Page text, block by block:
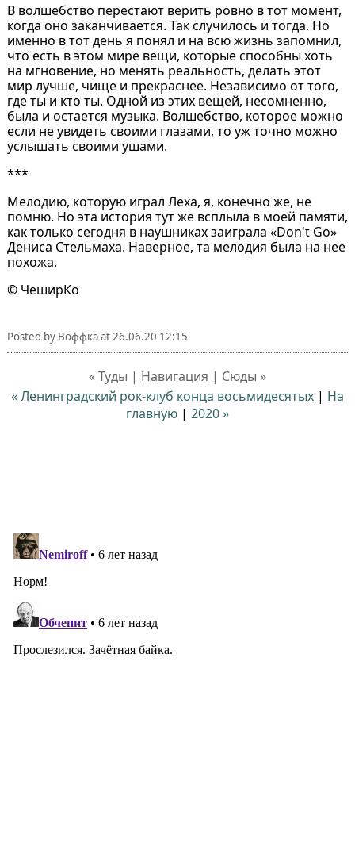
В волшебство перестают верить ровно в тот момент,
когда оно заканчивается. Так случилось и тогда. Но
именно в тот день я понял и на всю жизнь запомнил,
что есть в этом мире вещи, которые способны хоть
на мгновение, но менять реальность, делать этот
мир лучше, чище и прекраснее. Независимо от того,
где ты и кто ты. Одной из этих вещей, несомненно,
была и остается музыка. Волшебство, которое можно
если не увидеть своими глазами, то уж точно можно
услышать своими ушами.
***
Мелодию, которую играл Леха, я, конечно же, не
помню. Но эта история тут же всплыла в моей памяти,
как только сегодня в наушниках заиграла «Don't Go»
Дениса Стельмаха. Наверное, та мелодия была на нее
похожа.
© ЧеширКо
Posted by Воффкаat 26.06.20 12:15
« Туды | Навигация | Сюды »
« Ленинградский рок-клуб конца восьмидесятых | На
главную | 2020 »